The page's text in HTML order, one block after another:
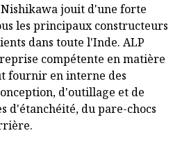
Nishikawa jouit d'une forte
les principaux constructeurs
dans toute l'Inde. ALP
compétente en matière
fournir en interne des
d'outillage et de
d'étanchéité, du pare-chocs